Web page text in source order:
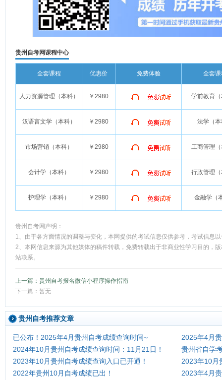
贵州自考网课程中心
全套课程 优惠价 免费体验 全套课
人力资源管理（本科） ￥2980 学前教育
汉语言文学（本科） ￥2980 法学（
市场营销（本科） ￥2980 工商管理
会计学（本科） ￥2980 行政管理
护理学（本科） ￥2980 金融学（
贵州自考网声明：
1、由于各方面情况的调整与变化，本网提供的考试信息仅供参考，考试信息
2、本网信息来源为其他媒体的稿件转载，免费转载出于非商业性学习目的，
站联系。
上一篇：贵州自考报名微信小程序操作指南
下一篇：暂无
贵州自考推荐文章
已公布！2025年4月贵州自考成绩查询时间~
2025年4月
2024年10月贵州自考成绩查询时间：11月21日！
贵州省自学
2023年10月贵州自考成绩查询入口已开通！
2023年10月
2022年贵州10月自考成绩已出！
2023年4月